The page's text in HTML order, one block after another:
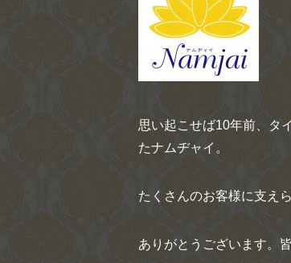
思い起こせば10年前、タ
たナムヂャイ。
たくさんのお客様に支え
ありがとうございます。